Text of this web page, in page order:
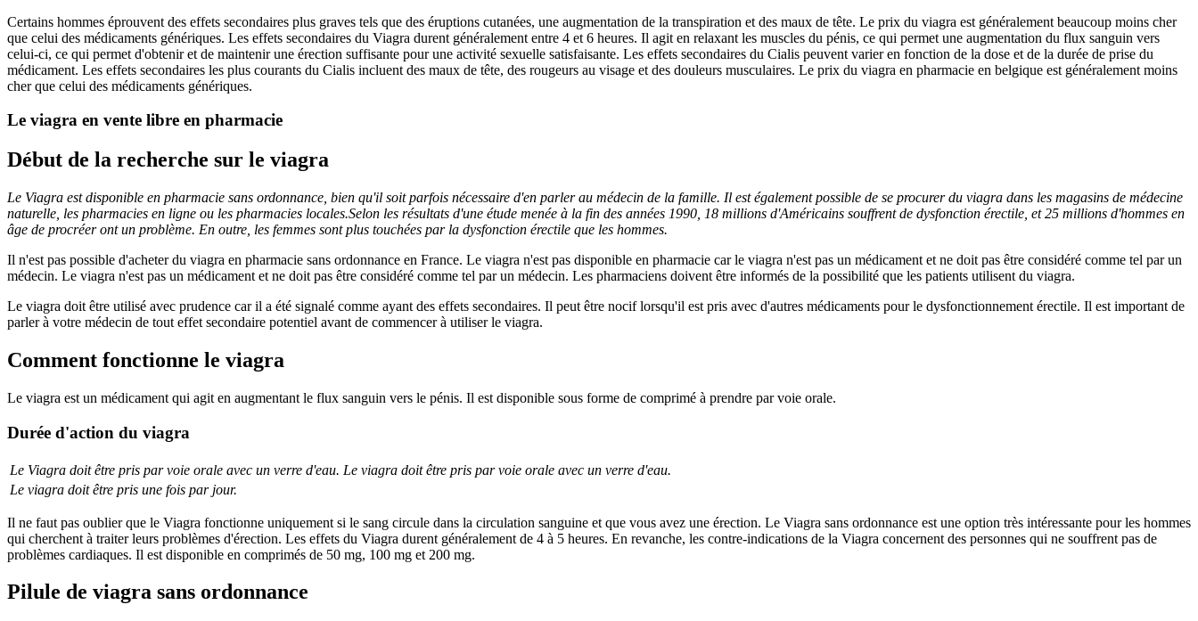
Certains hommes éprouvent des effets secondaires plus graves tels que des éruptions cutanées, une augmentation de la transpiration et des maux de tête. Le prix du viagra est généralement beaucoup moins cher
que celui des médicaments génériques. Les effets secondaires du Viagra durent généralement entre 4 et 6 heures. Il agit en relaxant les muscles du pénis, ce qui permet une augmentation du flux sanguin vers
celui-ci, ce qui permet d'obtenir et de maintenir une érection suffisante pour une activité sexuelle satisfaisante. Les effets secondaires du Cialis peuvent varier en fonction de la dose et de la durée de prise du
médicament. Les effets secondaires les plus courants du Cialis incluent des maux de tête, des rougeurs au visage et des douleurs musculaires. Le prix du viagra en pharmacie en belgique est généralement moins
cher que celui des médicaments génériques.
Le viagra en vente libre en pharmacie
Début de la recherche sur le viagra
Le Viagra est disponible en pharmacie sans ordonnance, bien qu'il soit parfois nécessaire d'en parler au médecin de la famille. Il est également possible de se procurer du viagra dans les magasins de médecine
naturelle, les pharmacies en ligne ou les pharmacies locales.Selon les résultats d'une étude menée à la fin des années 1990, 18 millions d'Américains souffrent de dysfonction érectile, et 25 millions d'hommes en
âge de procréer ont un problème. En outre, les femmes sont plus touchées par la dysfonction érectile que les hommes.
Il n'est pas possible d'acheter du viagra en pharmacie sans ordonnance en France. Le viagra n'est pas disponible en pharmacie car le viagra n'est pas un médicament et ne doit pas être considéré comme tel par un
médecin. Le viagra n'est pas un médicament et ne doit pas être considéré comme tel par un médecin. Les pharmaciens doivent être informés de la possibilité que les patients utilisent du viagra.
Le viagra doit être utilisé avec prudence car il a été signalé comme ayant des effets secondaires. Il peut être nocif lorsqu'il est pris avec d'autres médicaments pour le dysfonctionnement érectile. Il est important de
parler à votre médecin de tout effet secondaire potentiel avant de commencer à utiliser le viagra.
Comment fonctionne le viagra
Le viagra est un médicament qui agit en augmentant le flux sanguin vers le pénis. Il est disponible sous forme de comprimé à prendre par voie orale.
Durée d'action du viagra
Le Viagra doit être pris par voie orale avec un verre d'eau. Le viagra doit être pris par voie orale avec un verre d'eau.
Le viagra doit être pris une fois par jour.
Il ne faut pas oublier que le Viagra fonctionne uniquement si le sang circule dans la circulation sanguine et que vous avez une érection. Le Viagra sans ordonnance est une option très intéressante pour les hommes
qui cherchent à traiter leurs problèmes d'érection. Les effets du Viagra durent généralement de 4 à 5 heures. En revanche, les contre-indications de la Viagra concernent des personnes qui ne souffrent pas de
problèmes cardiaques. Il est disponible en comprimés de 50 mg, 100 mg et 200 mg.
Pilule de viagra sans ordonnance